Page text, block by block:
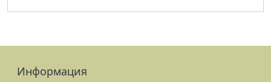
Информация